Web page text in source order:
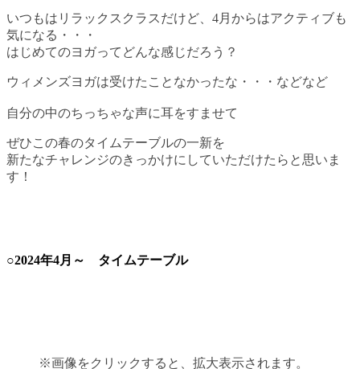
いつもはリラックスクラスだけど、4月からはアクティブも
気になる・・・
はじめてのヨガってどんな感じだろう？
ウィメンズヨガは受けたことなかったな・・・などなど
自分の中のちっちゃな声に耳をすませて
ぜひこの春のタイムテーブルの一新を
新たなチャレンジのきっかけにしていただけたらと思いま
す！
○2024年4月～ タイムテーブル
※画像をクリックすると、拡大表示されます。